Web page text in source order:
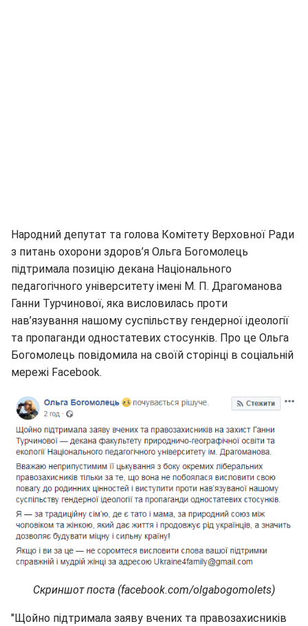
Народний депутат та голова Комітету Верховної Ради
з питань охорони здоров’я Ольга Богомолець
підтримала позицію декана Національного
педагогічного університету імені М. П. Драгоманова
Ганни Турчинової, яка висловилась проти
нав’язування нашому суспільству гендерної ідеології
та пропаганди одностатевих стосунків. Про це Ольга
Богомолець повідомила на своїй сторінці в соціальній
мережі Facebook.
Скриншот поста (facebook.com/olgabogomolets)
"Щойно підтримала заяву вчених та правозахисників